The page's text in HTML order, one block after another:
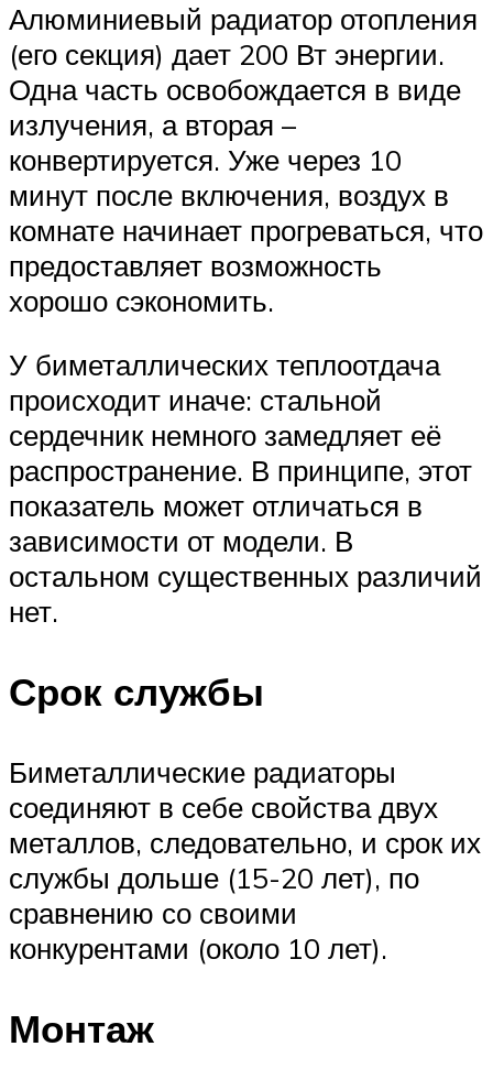
Алюминиевый радиатор отопления
(его секция) дает 200 Вт энергии.
Одна часть освобождается в виде
излучения, а вторая –
конвертируется. Уже через 10
минут после включения, воздух в
комнате начинает прогреваться, что
предоставляет возможность
хорошо сэкономить.
У биметаллических теплоотдача
происходит иначе: стальной
сердечник немного замедляет её
распространение. В принципе, этот
показатель может отличаться в
зависимости от модели. В
остальном существенных различий
нет.
Срок службы
Биметаллические радиаторы
соединяют в себе свойства двух
металлов, следовательно, и срок их
службы дольше (15-20 лет), по
сравнению со своими
конкурентами (около 10 лет).
Монтаж